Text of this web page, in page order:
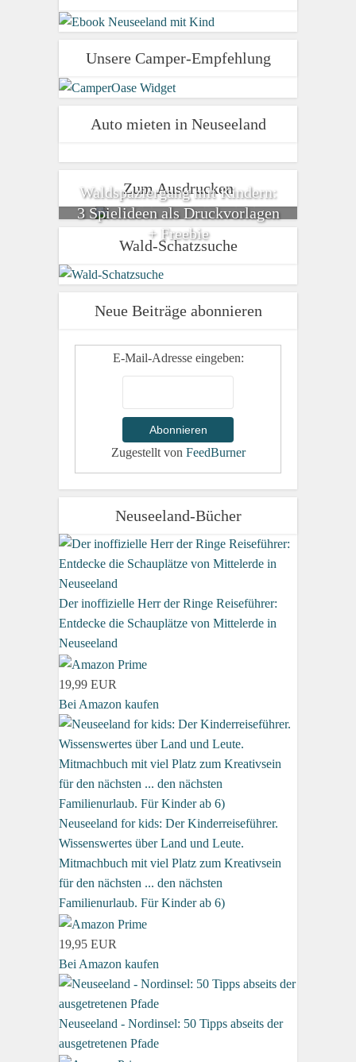
Unsere Camper-Empfehlung
Auto mieten in Neuseeland
Zum Ausdrucken
Waldspaziergang mit Kindern:
3 Spielideen als Druckvorlagen
+ Freebie
Wald-Schatzsuche
Neue Beiträge abonnieren
E-Mail-Adresse eingeben:
Zugestellt von FeedBurner
Neuseeland-Bücher
Der inoffizielle Herr der Ringe Reiseführer:
Entdecke die Schauplätze von Mittelerde in
Neuseeland
19,99 EUR
Bei Amazon kaufen
Neuseeland for kids: Der Kinderreiseführer.
Wissenswertes über Land und Leute.
Mitmachbuch mit viel Platz zum Kreativsein
für den nächsten ... den nächsten
Familienurlaub. Für Kinder ab 6)
19,95 EUR
Bei Amazon kaufen
Neuseeland - Nordinsel: 50 Tipps abseits der
ausgetretenen Pfade